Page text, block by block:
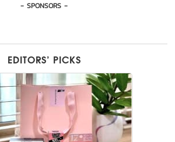
- SPONSORS -
EDITORS’ PICKS